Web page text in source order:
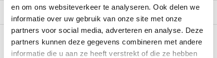
en om ons websiteverkeer te analyseren. Ook delen we
informatie over uw gebruik van onze site met onze
partners voor social media, adverteren en analyse. Deze
partners kunnen deze gegevens combineren met andere
informatie die u aan ze heeft verstrekt of die ze hebben
Reviews
Share this product!